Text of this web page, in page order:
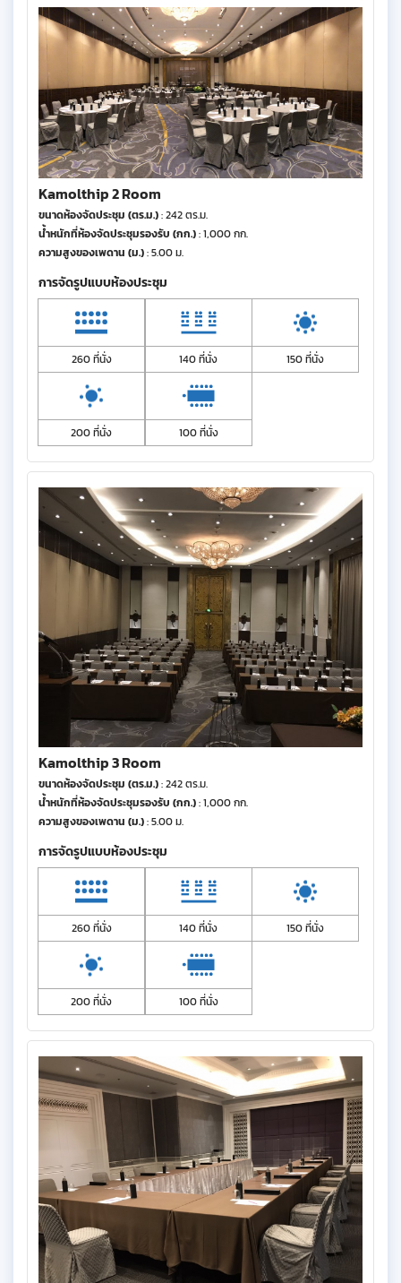
Kamolthip 2 Room
ขนาดห้องจัดประชุม (ตร.ม.): 242 ตร.ม.
น้ำหนักที่ห้องจัดประชุมรองรับ (กก.): 1,000 กก.
ความสูงของเพดาน (ม.): 5.00 ม.
การจัดรูปแบบห้องประชุม
260 ที่นั่ง 140 ที่นั่ง 150 ที่นั่ง
200 ที่นั่ง 100 ที่นั่ง
Kamolthip 3 Room
ขนาดห้องจัดประชุม (ตร.ม.): 242 ตร.ม.
น้ำหนักที่ห้องจัดประชุมรองรับ (กก.): 1,000 กก.
ความสูงของเพดาน (ม.): 5.00 ม.
การจัดรูปแบบห้องประชุม
260 ที่นั่ง 140 ที่นั่ง 150 ที่นั่ง
200 ที่นั่ง 100 ที่นั่ง